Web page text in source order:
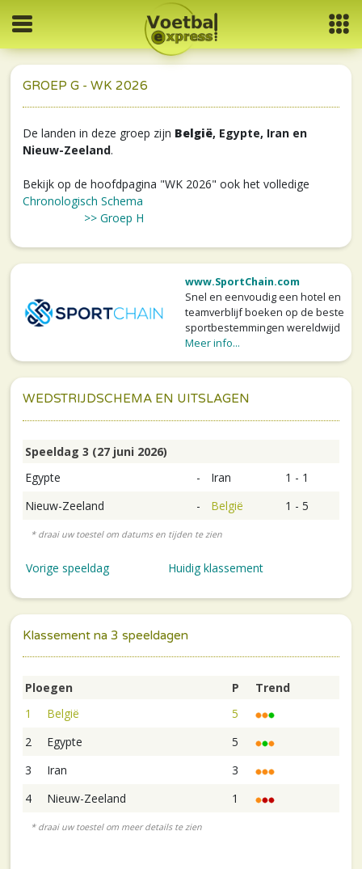
GROEP G - WK 2026
De landen in deze groep zijn België, Egypte, Iran en
Nieuw-Zeeland.
Bekijk op de hoofdpagina "WK 2026" ook het volledige
Chronologisch Schema
>> Groep H
www.SportChain.com
Snel en eenvoudig een hotel en
teamverblijf boeken op de beste
sportbestemmingen wereldwijd
Meer info...
WEDSTRIJDSCHEMA EN UITSLAGEN
Speeldag 3 (27 juni 2026)
Egypte
- Iran
1 - 1
Nieuw-Zeeland
- België 1 - 5
Vorige speeldag Huidig klassement
Klassement na 3 speeldagen
Ploegen P
Trend
1
België
5
2
Egypte
5
3
Iran
3
4
Nieuw-Zeeland 1